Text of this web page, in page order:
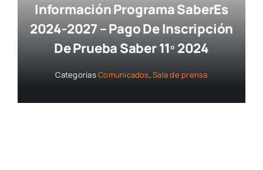
Información Programa SaberEs
2024-2027 – Pago De Inscripción
De Prueba Saber 11º 2024
CategoríasComunicados,Sala de prensa